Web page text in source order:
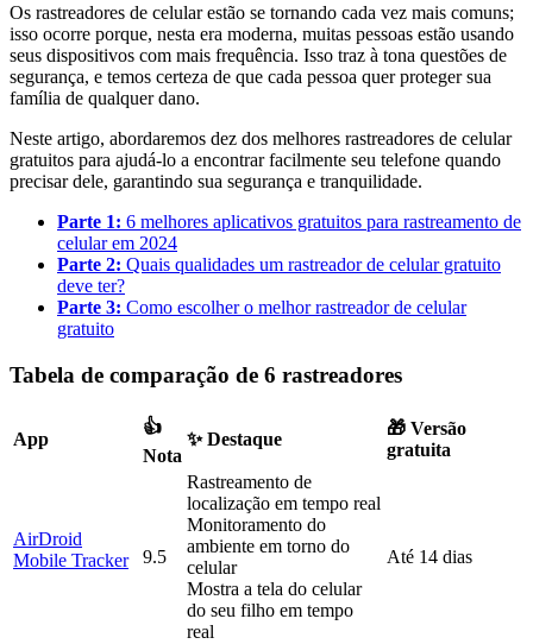
Os rastreadores de celular estão se tornando cada vez mais comuns;
isso ocorre porque, nesta era moderna, muitas pessoas estão usando
seus dispositivos com mais frequência. Isso traz à tona questões de
segurança, e temos certeza de que cada pessoa quer proteger sua
família de qualquer dano.
Neste artigo, abordaremos dez dos melhores rastreadores de celular
gratuitos para ajudá-lo a encontrar facilmente seu telefone quando
precisar dele, garantindo sua segurança e tranquilidade.
Parte 1: 6 melhores aplicativos gratuitos para rastreamento de
celular em 2024
Parte 2: Quais qualidades um rastreador de celular gratuito
deve ter?
Parte 3: Como escolher o melhor rastreador de celular
gratuito
Tabela de comparação de 6 rastreadores
App
👍
Nota
✨ Destaque
🎁 Versão
gratuita
AirDroid
Mobile Tracker
9.5
Rastreamento de
localização em tempo real
Monitoramento do
ambiente em torno do
celular
Mostra a tela do celular
do seu filho em tempo
real
Até 14 dias